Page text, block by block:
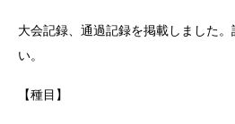
大会記録、通過記録を掲載しました
い。
【種目】